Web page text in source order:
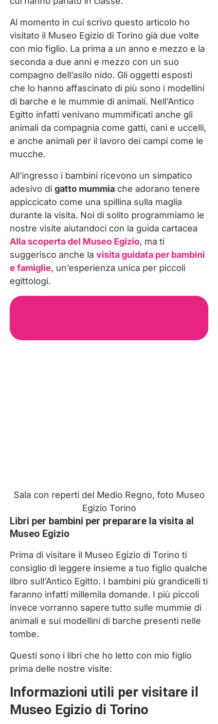
Al momento in cui scrivo questo articolo ho
visitato il Museo Egizio di Torino già due volte
con mio figlio. La prima a un anno e mezzo e la
seconda a due anni e mezzo con un suo
compagno dell’asilo nido. Gli oggetti esposti
che lo hanno affascinato di più sono i modellini
di barche e le mummie di animali. Nell’Antico
Egitto infatti venivano mummificati anche gli
animali da compagnia come gatti, cani e uccelli,
e anche animali per il lavoro dei campi come le
mucche.
All’ingresso i bambini ricevono un simpatico
adesivo di gatto mummia che adorano tenere
appiccicato come una spillina sulla maglia
durante la visita. Noi di solito programmiamo le
nostre visite aiutandoci con la guida cartacea
Alla scoperta del Museo Egizio, ma ti
suggerisco anche la visita guidata per bambini
e famiglie, un’esperienza unica per piccoli
egittologi.
Sala con reperti del Medio Regno, foto Museo
Egizio Torino
Libri per bambini per preparare la visita al
Museo Egizio
Prima di visitare il Museo Egizio di Torino ti
consiglio di leggere insieme a tuo figlio qualche
libro sull’Antico Egitto. I bambini più grandicelli ti
faranno infatti millemila domande. I più piccoli
invece vorranno sapere tutto sulle mummie di
animali e sui modellini di barche presenti nelle
tombe.
Questi sono i libri che ho letto con mio figlio
prima delle nostre visite:
Informazioni utili per visitare il
Museo Egizio di Torino